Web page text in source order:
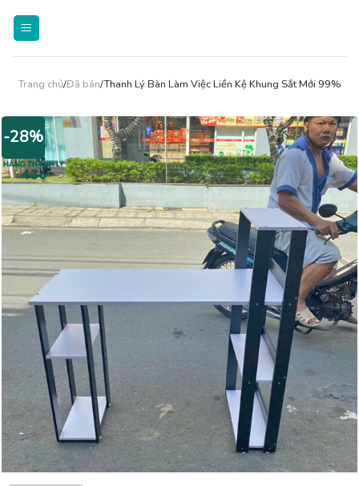
Trang chủ/Đã bán/Thanh Lý Bàn Làm Việc Liền Kệ Khung Sắt Mới 99%
-28%